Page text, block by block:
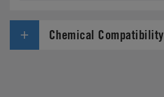
Chemical Compatibility